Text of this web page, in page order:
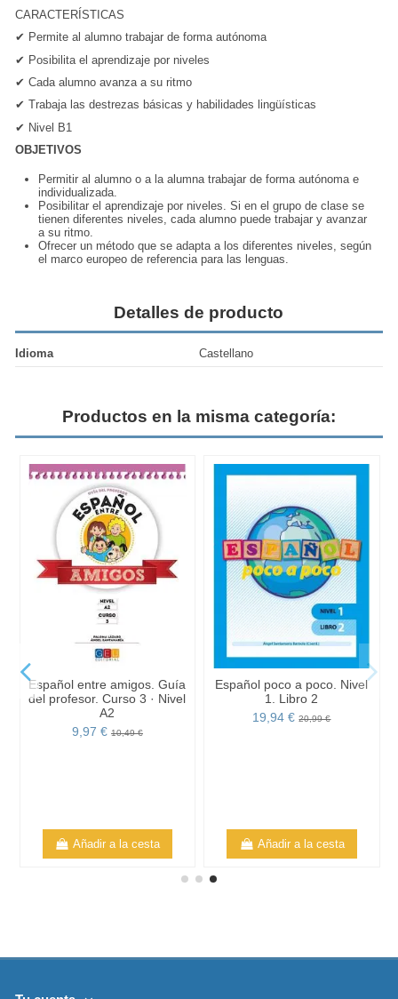
CARACTERÍSTICAS
✔ Permite al alumno trabajar de forma autónoma
✔ Posibilita el aprendizaje por niveles
✔ Cada alumno avanza a su ritmo
✔ Trabaja las destrezas básicas y habilidades lingüísticas
✔ Nivel B1
OBJETIVOS
Permitir al alumno o a la alumna trabajar de forma autónoma e
individualizada.
Posibilitar el aprendizaje por niveles. Si en el grupo de clase se
tienen diferentes niveles, cada alumno puede trabajar y avanzar
a su ritmo.
Ofrecer un método que se adapta a los diferentes niveles, según
el marco europeo de referencia para las lenguas.
Detalles de producto
Idioma Castellano
Productos en la misma categoría:
Español entre amigos. Guía
del profesor. Curso 3 · Nivel
A2
9,97 € 10,49 €
Añadir a la cesta
Español poco a poco. Nivel
1. Libro 2
19,94 €20,99 €
Añadir a la cesta